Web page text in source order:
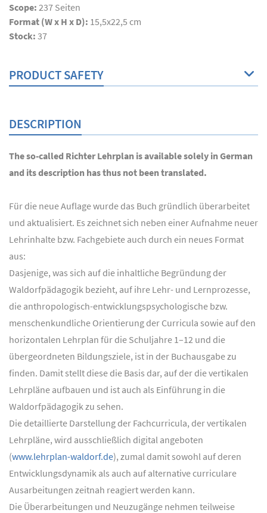
Scope: 237 Seiten
Format (W x H x D): 15,5x22,5 cm
Stock: 37
PRODUCT SAFETY
DESCRIPTION
The so-called Richter Lehrplan is available solely in German
and its description has thus not been translated.
Für die neue Auflage wurde das Buch gründlich überarbeitet
und aktualisiert. Es zeichnet sich neben einer Aufnahme neuer
Lehrinhalte bzw. Fachgebiete auch durch ein neues Format
aus:
Dasjenige, was sich auf die inhaltliche Begründung der
Waldorfpädagogik bezieht, auf ihre Lehr- und Lernprozesse,
die anthropologisch-entwicklungspsychologische bzw.
menschenkundliche Orientierung der Curricula sowie auf den
horizontalen Lehrplan für die Schuljahre 1–12 und die
übergeordneten Bildungsziele, ist in der Buchausgabe zu
finden. Damit stellt diese die Basis dar, auf der die vertikalen
Lehrpläne aufbauen und ist auch als Einführung in die
Waldorfpädagogik zu sehen.
Die detaillierte Darstellung der Fachcurricula, der vertikalen
Lehrpläne, wird ausschließlich digital angeboten
(www.lehrplan-waldorf.de), zumal damit sowohl auf deren
Entwicklungsdynamik als auch auf alternative curriculare
Ausarbeitungen zeitnah reagiert werden kann.
Die Überarbeitungen und Neuzugänge nehmen teilweise